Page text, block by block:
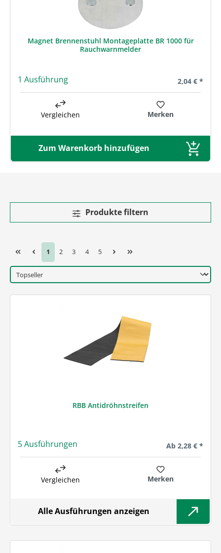
Magnet Brennenstuhl Montageplatte BR 1000 für
Rauchwarnmelder
1 Ausführung Regulärer
2,04 € *
Vergleichen Merken
Zum Warenkorb hinzufügen
Produkte filtern
Seite
1 Seite
2 Seite
3 Seite
4 Seite
5
RBB Antidröhnstreifen
5 Ausführungen Regulärer Preis:
Ab 2,28 € *
Vergleichen Merken
Alle Ausführungen anzeigen